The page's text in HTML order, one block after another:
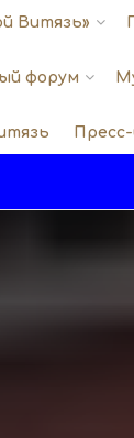
Витязь»
форум